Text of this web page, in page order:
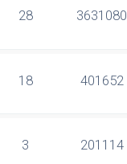
28 3631080
18 401652
3 201114